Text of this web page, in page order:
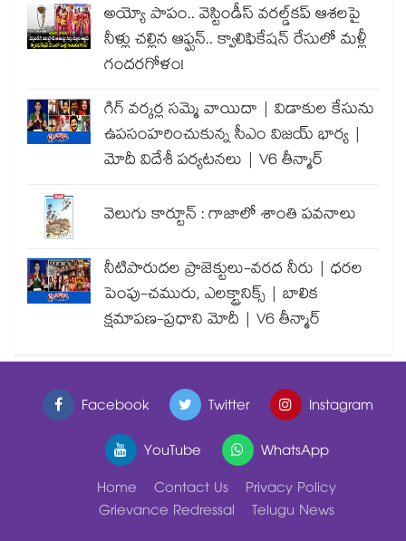
అయ్యో పాపం.. వెస్టిండీస్ వరల్డ్‌కప్ ఆశలపై
నీళ్లు చల్లిన ఆఫ్ఘన్.. క్వాలిఫికేషన్ రేసులో మళ్లీ
గందరగోళం!
గిగ్ వర్కర్ల సమ్మె వాయిదా | విడాకుల కేసును
ఉపసంహరించుకున్న సీఎం విజయ్ భార్య |
మోదీ విదేశీ పర్యటనలు | V6 తీన్మార్
వెలుగు కార్టూన్ : గాజాలో శాంతి పవనాలు
నీటిపారుదల ప్రాజెక్టులు-వరద నీరు | ధరల
పెంపు-చమురు, ఎలక్ట్రానిక్స్ | బాలిక
క్షమాపణ-ప్రధాని మోదీ | V6 తీన్మార్
Facebook Twitter
Instagram
YouTube
WhatsApp
Home
Contact Us
Privacy Policy
Grievance Redressal
Telugu News